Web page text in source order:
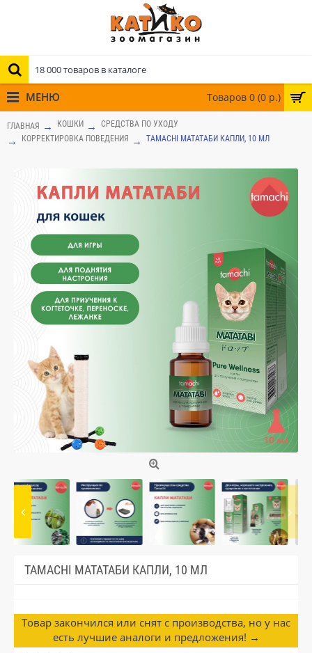
Товаров 0 (0 р.)
МЕНЮ
ГЛАВНАЯ КОШКИ
СРЕДСТВА ПО УХОДУ
КОРРЕКТИРОВКА ПОВЕДЕНИЯ
TAMACHI МАТАТАБИ КАПЛИ, 10 МЛ
TAMACHI МАТАТАБИ КАПЛИ, 10 МЛ
Товар закончился или снят с производства, но у нас
есть лучшие аналоги и предложения! →